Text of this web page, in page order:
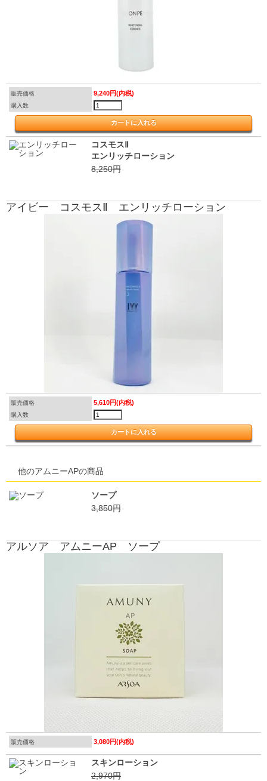
販売価格 9,240円(内税)
購入数
コスモスⅡ
エンリッチローション
8,250円
アイビー コスモスⅡ エンリッチローション
販売価格 5,610円(内税)
購入数
他のアムニーAPの商品
ソープ
3,850円
アルソア アムニーAP ソープ
販売価格 3,080円(内税)
スキンローション
2,970円